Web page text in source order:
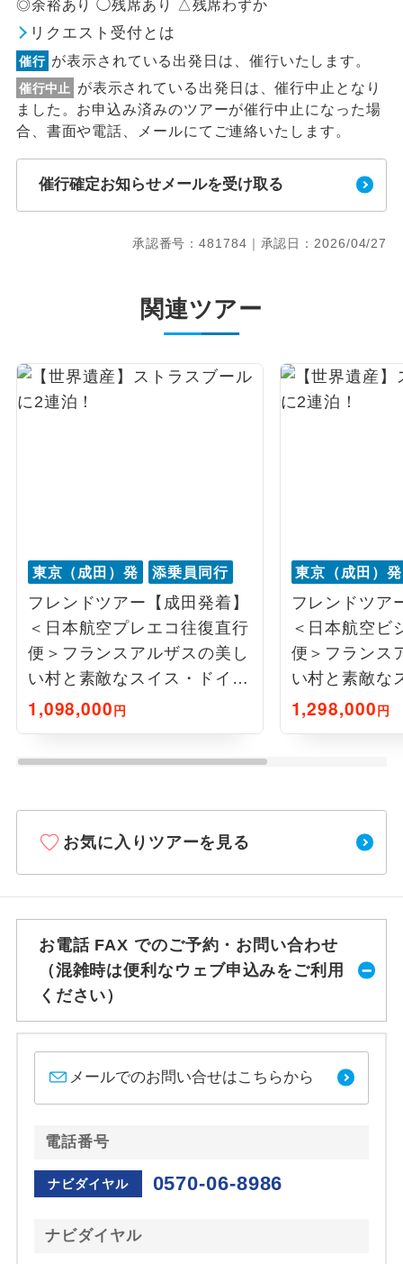
◎余裕あり ◯残席あり △残席わずか
リクエスト受付とは
催行 が表示されている出発日は、催行いたします。
催行中止
が表示されている出発日は、催行中止となり
ました。お申込み済みのツアーが催行中止になった場
合、書面や電話、メールにてご連絡いたします。
催行確定お知らせメールを受け取る
承認番号：481784｜承認日：2026/04/27
関連ツアー
東京（成田）発 添乗員同行
フレンドツアー【成田発着】
＜日本航空プレエコ往復直行
便＞フランスアルザスの美し
い村と素敵なスイス・ドイツ
を訪ねて9日間
1,098,000円
東京（成田）発
フレンドツア
＜日本航空ビ
便＞フランス
い村と素敵な
を訪ねて9日間
1,298,000円
お気に入りツアーを見る
お電話 FAX でのご予約・お問い合わせ
（混雑時は便利なウェブ申込みをご利用
ください）
メールでのお問い合せはこちらから
電話番号
ナビダイヤル 0570-06-8986
ナビダイヤル